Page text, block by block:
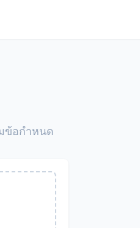
ข้อกำหนด